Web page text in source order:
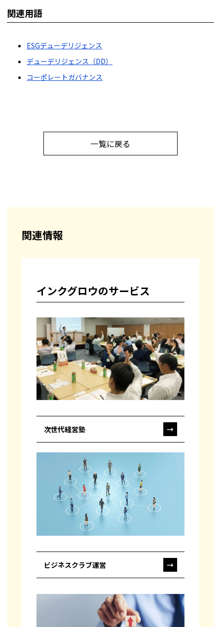
関連用語
ESGデューデリジェンス
デューデリジェンス（DD）
コーポレートガバナンス
一覧に戻る
関連情報
インクグロウのサービス
次世代経営塾 →
ビジネスクラブ運営 →